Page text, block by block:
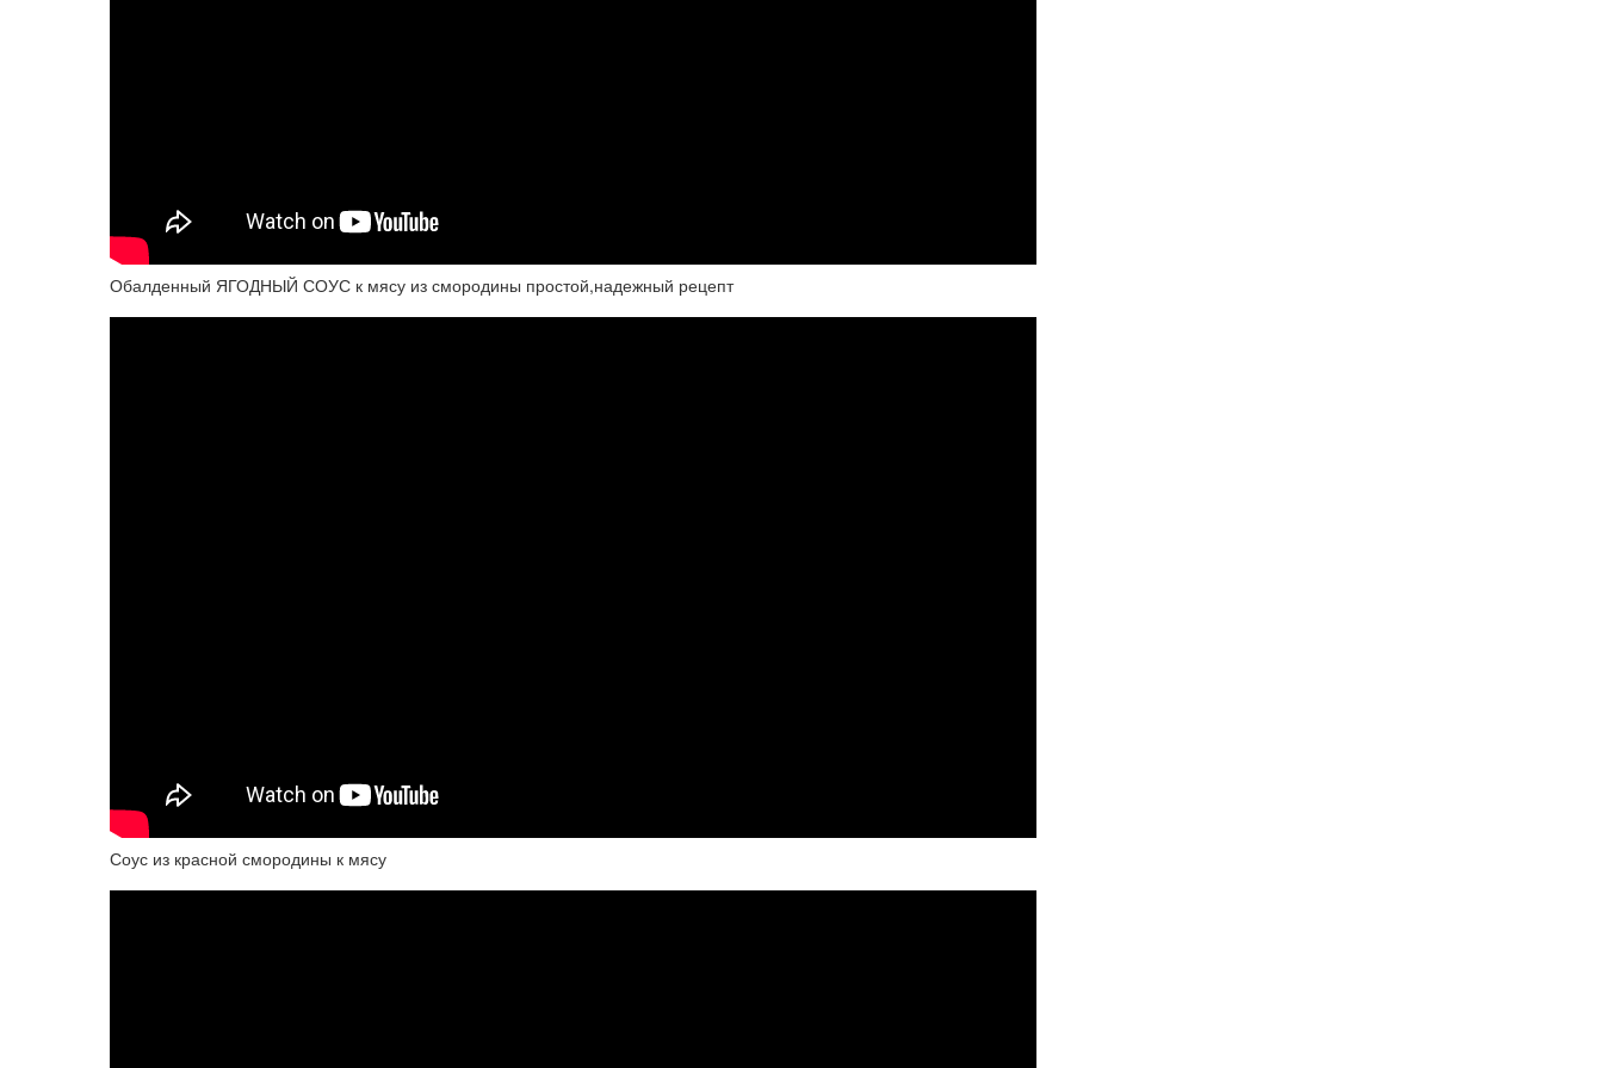
Обалденный ЯГОДНЫЙ СОУС к мясу из смородины простой,надежный рецепт
Соус из красной смородины к мясу